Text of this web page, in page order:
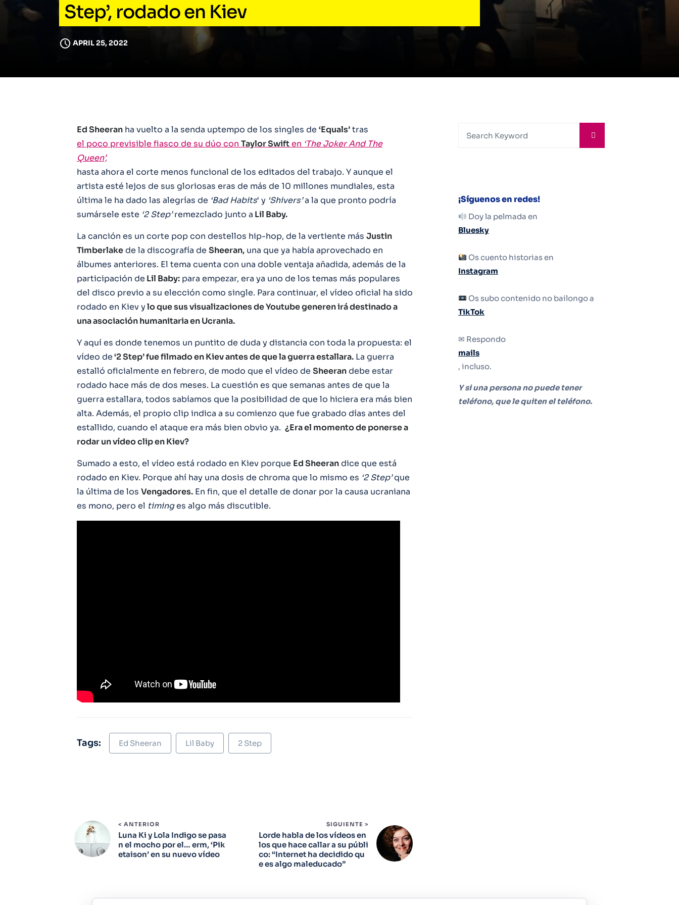
Step’, rodado en Kiev
APRIL 25, 2022
Ed Sheeran ha vuelto a la senda uptempo de los singles de ‘Equals’tras
el poco previsible fiasco de su dúo con Taylor Swiften ‘The Joker And The
Queen’,
hasta ahora el corte menos funcional de los editados del trabajo. Y aunque el
artista esté lejos de sus gloriosas eras de más de 10 millones mundiales, esta
última le ha dado las alegrías de ‘Bad Habits‘ y ‘Shivers’a la que pronto podría
sumársele este ‘2 Step’remezclado junto a Lil Baby.
La canción es un corte pop con destellos hip-hop, de la vertiente más Justin
Timberlakede la discografía de Sheeran, una que ya había aprovechado en
álbumes anteriores. El tema cuenta con una doble ventaja añadida, además de la
participación de Lil Baby: para empezar, era ya uno de los temas más populares
del disco previo a su elección como single. Para continuar, el vídeo oficial ha sido
rodado en Kiev ylo que sus visualizaciones de Youtube generen irá destinado a
una asociación humanitaria en Ucrania.
Y aquí es donde tenemos un puntito de duda y distancia con toda la propuesta: el
vídeo de‘2 Step’ fue filmado en Kiev antes de que la guerra estallara. La guerra
estalló oficialmente en febrero, de modo que el vídeo de Sheerandebe estar
rodado hace más de dos meses. La cuestión es que semanas antes de que la
guerra estallara, todos sabíamos que la posibilidad de que lo hiciera era más bien
alta. Además, el propio clip indica a su comienzo que fue grabado días antes del
estallido, cuando el ataque era más bien obvio ya. ¿Era el momento de ponerse a
rodar un vídeo clip en Kiev?
Sumado a esto, el vídeo está rodado en Kiev porque Ed Sheerandice que está
rodado en Kiev. Porque ahí hay una dosis de chroma que lo mismo es ‘2 Step’que
la última de los Vengadores. En fin, que el detalle de donar por la causa ucraniana
es mono, pero el timinges algo más discutible.
Tags: Ed Sheeran Lil Baby 2 Step
< ANTERIOR
Luna Ki y Lola Indigo se pasa
n el mocho por el… erm, ‘Pik
etaison’ en su nuevo vídeo
SIGUIENTE >
Lorde habla de los vídeos en
los que hace callar a su públi
co: “Internet ha decidido qu
e es algo maleducado”
¡Síguenos en redes!
Doy la pelmada en
Bluesky
Os cuento historias en
Instagram
Os subo contenido no bailongo a
TikTok
✉ Respondo
mails
, incluso.
Y si una persona no puede tener
teléfono, que le quiten el teléfono.